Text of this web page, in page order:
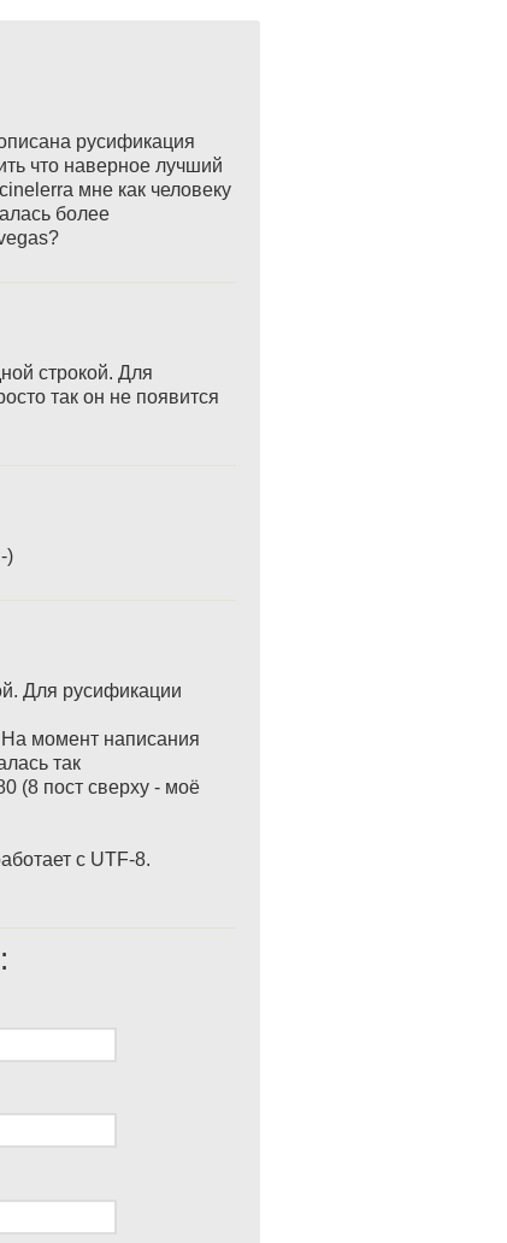
русификация
что наверное лучший
мне как человеку
более
строкой. Для
так он не появится
)
Для русификации
На момент написания
так
(8 пост сверху - моё
с UTF-8.